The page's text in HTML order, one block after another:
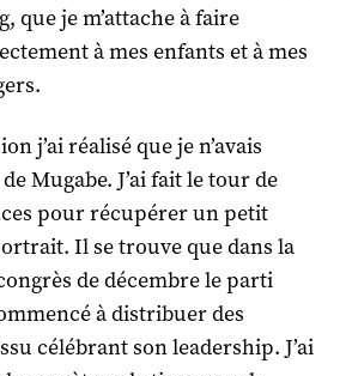
que je m’attache à faire
à mes enfants et à mes
j’ai réalisé que je n’avais
Mugabe. J’ai fait le tour de
pour récupérer un petit
Il se trouve que dans la
de décembre le parti
à distribuer des
célébrant son leadership. J’ai